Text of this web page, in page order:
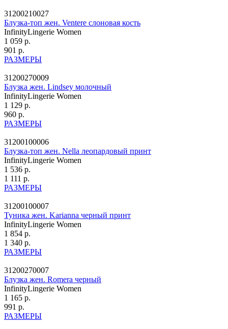
31200210027
Блузка-топ жен. Ventere слоновая кость
InfinityLingerie Women
1 059 р.
901 р.
РАЗМЕРЫ
31200270009
Блузка жен. Lindsey молочный
InfinityLingerie Women
1 129 р.
960 р.
РАЗМЕРЫ
31200100006
Блузка-топ жен. Nella леопардовый принт
InfinityLingerie Women
1 536 р.
1 111 р.
РАЗМЕРЫ
31200100007
Туника жен. Karianna черный принт
InfinityLingerie Women
1 854 р.
1 340 р.
РАЗМЕРЫ
31200270007
Блузка жен. Romera черный
InfinityLingerie Women
1 165 р.
991 р.
РАЗМЕРЫ